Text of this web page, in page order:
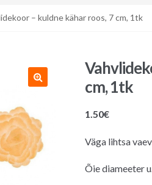
– kuldne kähar roos, 7 cm, 1tk
cm, 1tk
1.50€
Väga lihtsa
Õie diameeter